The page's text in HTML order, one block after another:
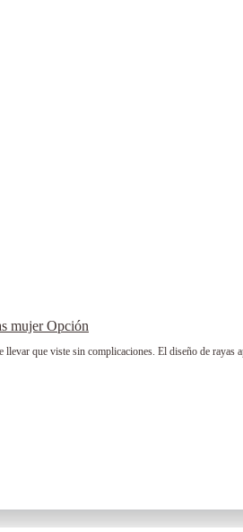
mujer Opción
llevar que viste sin complicaciones. El diseño de